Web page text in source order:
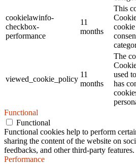
cookielawinfo-
checkbox-
performance
11
months
This
cookie
viewed_cookie_policy
11
months
The
used
has
Functional
Functional
Functional cookies help to perform
sharing the content of the website on
feedbacks, and other third-party features.
Performance